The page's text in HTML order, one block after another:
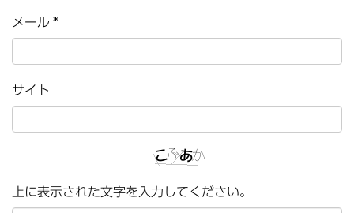
メール *
サイト
上に表示された文字を入力してください。